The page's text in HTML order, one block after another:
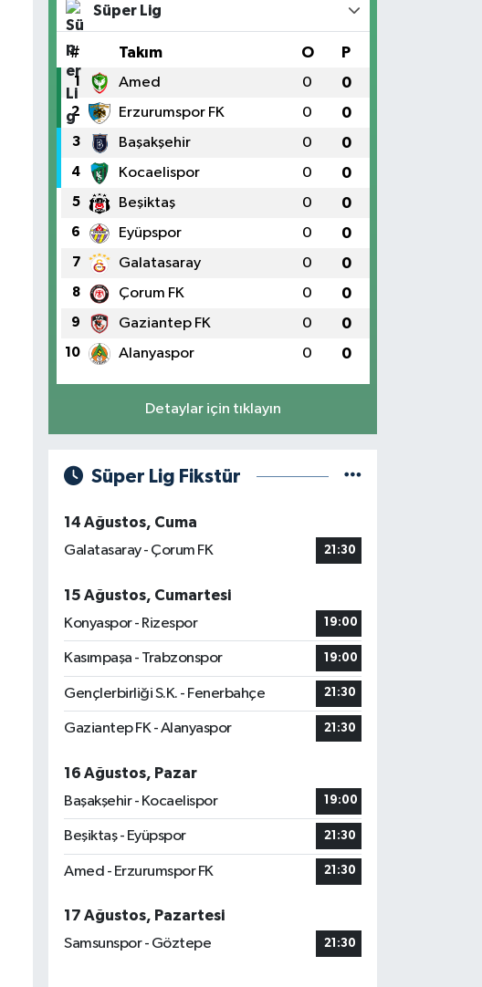
Süper Lig
# Takım O P
1 Amed 0 0
2 Erzurumspor FK 0 0
3 Başakşehir 0 0
4 Kocaelispor 0 0
5 Beşiktaş 0 0
6 Eyüpspor 0 0
7 Galatasaray 0 0
8 Çorum FK 0 0
9 Gaziantep FK 0 0
10 Alanyaspor 0 0
Detaylar için tıklayın
Süper Lig Fikstür
14 Ağustos, Cuma
Galatasaray - Çorum FK
21:30
15 Ağustos, Cumartesi
Konyaspor - Rizespor
19:00
Kasımpaşa - Trabzonspor 19:00
Gençlerbirliği S.K. - Fenerbahçe 21:30
Gaziantep FK - Alanyaspor 21:30
16 Ağustos, Pazar
Başakşehir - Kocaelispor
19:00
Beşiktaş - Eyüpspor 21:30
Amed - Erzurumspor FK 21:30
17 Ağustos, Pazartesi
Samsunspor - Göztepe
21:30